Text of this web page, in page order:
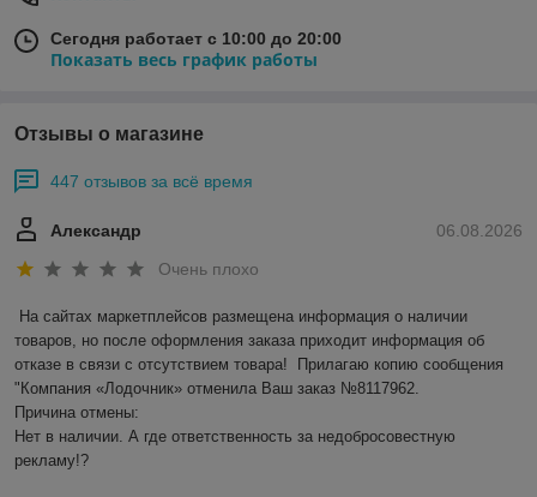
Сегодня работает с 10:00 до 20:00
Показать весь график работы
Отзывы о магазине
447 отзывов за всё время
06.08.2026
Александр
Очень плохо
На сайтах маркетплейсов размещена информация о наличии
товаров, но после оформления заказа приходит информация об
отказе в связи с отсутствием товара!  Прилагаю копию сообщения
"Компания «Лодочник» отменила Ваш заказ №8117962.
Причина отмены:
Нет в наличии. А где ответственность за недобросовестную
рекламу!?